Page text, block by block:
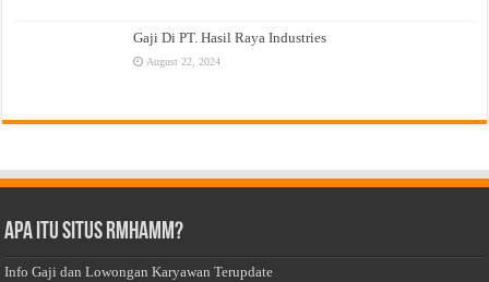
Gaji Di PT. Hasil Raya Industries
August 22, 2024
Apa Itu Situs Rmhamm?
Info Gaji dan Lowongan Karyawan Terupdate